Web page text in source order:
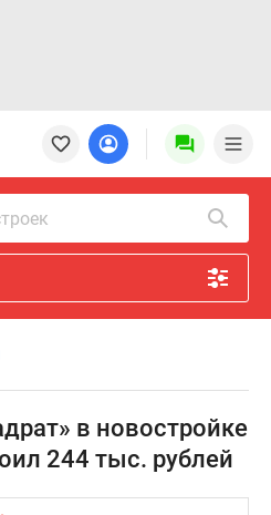
в новостройке
244 тыс. рублей